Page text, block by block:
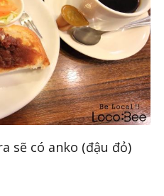
sẽ có anko (đậu đỏ)